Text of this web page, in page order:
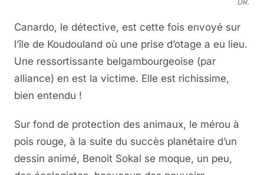
DR.
Canardo, le détective, est cette fois envoyé sur
l’île de Koudouland où une prise d’otage a eu lieu.
Une ressortissante belgambourgeoise (par
alliance) en est la victime. Elle est richissime,
bien entendu !
Sur fond de protection des animaux, le mérou à
pois rouge, à la suite du succès planétaire d’un
dessin animé, Benoit Sokal se moque, un peu,